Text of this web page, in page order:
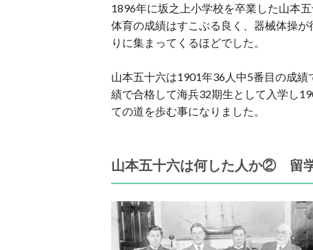
1896年に坂之上小学校を卒業した山本
体育の成績はすこぶる良く、器械体操
りに集まってくるほどでした。
山本五十六は1901年36人中5番目の成
績で合格して海兵32期生として入学し
ての道を歩む事になりました。
山本五十六は何した人か② 留